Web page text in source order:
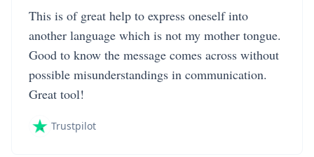
This is of great help to express oneself into
another language which is not my mother tongue.
Good to know the message comes across without
possible misunderstandings in communication.
Great tool!
Trustpilot